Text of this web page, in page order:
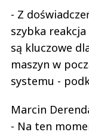
- Z
szybka
są kluczowe
maszyn w
systemu -
Marcin
- Na ten